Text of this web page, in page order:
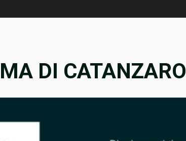
DI CATANZARO